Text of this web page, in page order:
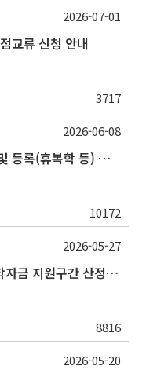
교류 신청 안내
3717
2026-07-01
2026학년도 제2학기 등록금 수납 및 등록(휴복학 등) 일정 안내
10172
2026-06-08
2026학년도 2학기 한국장학재단 학자금 지원구간 산정 신청 안내
8816
2026-05-27
2026-05-20